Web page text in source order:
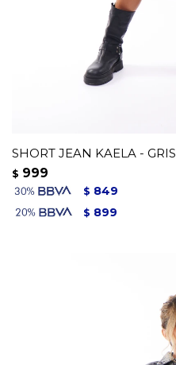
SHORT JEAN KAELA - GRIS
$ 999
$ 849
$ 899